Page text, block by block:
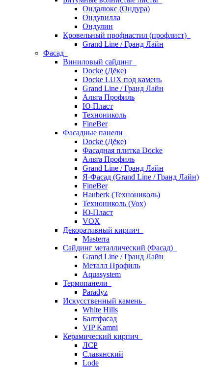
Ондалюкс (Ондура)
Ондувилла
Ондулин
Кровельный профнастил (профлист)
Grand Line / Гранд Лайн
Фасад
Виниловый сайдинг
Docke (Дёке)
Docke LUX под камень
Grand Line / Гранд Лайн
Альта Профиль
Ю-Пласт
Технониколь
FineBer
Фасадные панели
Docke (Дёке)
Фасадная плитка Docke
Альта Профиль
Grand Line / Гранд Лайн
Я-Фасад (Grand Line / Гранд Лайн)
FineBer
Hauberk (Технониколь)
Технониколь (Vox)
Ю-Пласт
VOX
Декоративный кирпич
Masterra
Сайдинг металлический (Фасад)
Grand Line / Гранд Лайн
Металл Профиль
Aquasystem
Термопанели
Paradyz
Искусственный камень
White Hills
Балтфасад
VIP Kamni
Керамический кирпич
ЛСР
Славянский
Lode